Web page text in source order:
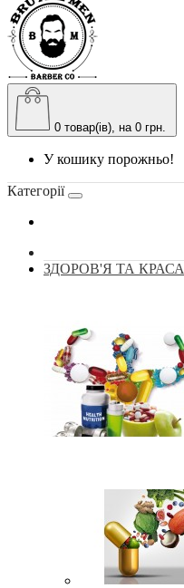
0 товар(ів), на 0 грн.
У кошику порожньо!
Категорії
ЗДОРОВ'Я ТА КРАСА